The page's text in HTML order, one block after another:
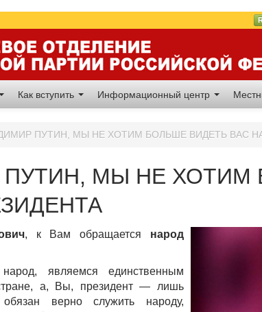
Как вступить Информационный центр
ПУТИН, МЫ НЕ ХОТИМ БОЛЬШЕ ВИДЕТЬ ВАС
МЫ НЕ ХОТИМ
, к Вам обращается народ
являемся единственным
а, Вы, президент — лишь
верно служить народу,